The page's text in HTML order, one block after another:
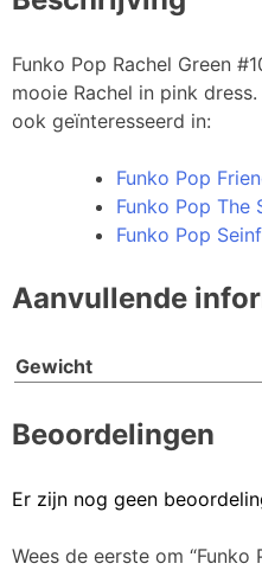
Funko Pop Rachel Green
mooie Rachel in pink
ook geïnteresseerd in:
Funko Pop
Funko Pop The
Funko Pop
Aanvullende
Gewicht
Beoordelingen
Er zijn nog geen
Wees de eerste om “Funko